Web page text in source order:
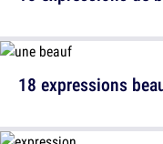
18 expressions